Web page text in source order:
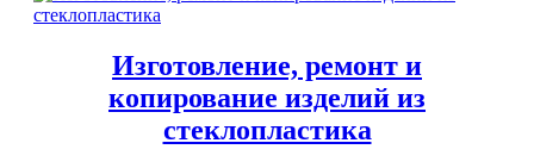
Изготовление, ремонт и
копирование изделий из
стеклопластика